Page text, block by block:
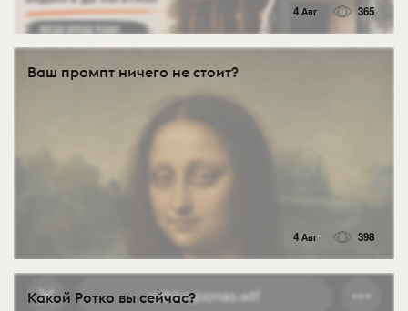
4 Авг 365
Ваш промпт ничего не стоит?
4 Авг 398
Какой Ротко вы сейчас?